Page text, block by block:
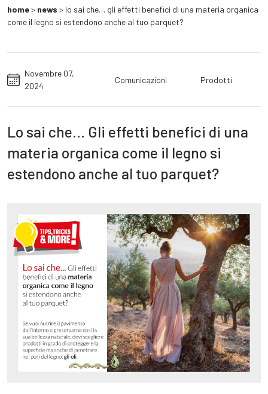
home> news > lo sai che… gli effetti benefici di una materia organica
come il legno si estendono anche al tuo parquet?
Novembre 07,
2024
Comunicazioni Prodotti
Lo sai che… Gli effetti benefici di una
materia organica come il legno si
estendono anche al tuo parquet?